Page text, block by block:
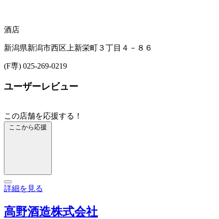
酒店
新潟県新潟市西区上新栄町３丁目４－８６
(F専) 025-269-0219
ユーザーレビュー
この店舗を応援する！
ここから応援
詳細を見る
高野酒造株式会社